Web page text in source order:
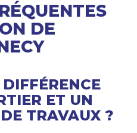
DE
ET UN
TRAVAUX ?